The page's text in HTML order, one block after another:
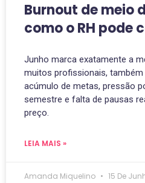
Burnout de meio
como o RH pode
Junho marca exatamente a
muitos profissionais,
acúmulo de metas, pressão
semestre e falta de pausas
preço.
LEIA MAIS »
Amanda Miquelino 15 De